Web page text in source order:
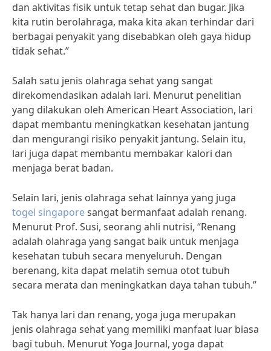
dan aktivitas fisik untuk tetap sehat dan bugar. Jika
kita rutin berolahraga, maka kita akan terhindar dari
berbagai penyakit yang disebabkan oleh gaya hidup
tidak sehat.”
Salah satu jenis olahraga sehat yang sangat
direkomendasikan adalah lari. Menurut penelitian
yang dilakukan oleh American Heart Association, lari
dapat membantu meningkatkan kesehatan jantung
dan mengurangi risiko penyakit jantung. Selain itu,
lari juga dapat membantu membakar kalori dan
menjaga berat badan.
Selain lari, jenis olahraga sehat lainnya yang juga
togel singaporesangat bermanfaat adalah renang.
Menurut Prof. Susi, seorang ahli nutrisi, “Renang
adalah olahraga yang sangat baik untuk menjaga
kesehatan tubuh secara menyeluruh. Dengan
berenang, kita dapat melatih semua otot tubuh
secara merata dan meningkatkan daya tahan tubuh.”
Tak hanya lari dan renang, yoga juga merupakan
jenis olahraga sehat yang memiliki manfaat luar biasa
bagi tubuh. Menurut Yoga Journal, yoga dapat